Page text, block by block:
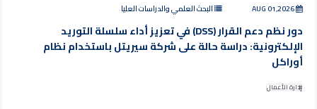
AUG 01,2026 البحث العلمي والدراسات العليا
دور نظم دعم القرار (DSS) في تعزيز أداء سلسلة التوريد
الإلكترونية: دراسة حالة على شركة سيريتل باستخدام نظام
أوراكل
إدارة الأعمال